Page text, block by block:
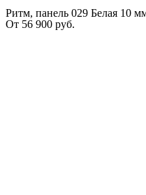
Ритм, панель 029 Белая 10
От 56 900 руб.